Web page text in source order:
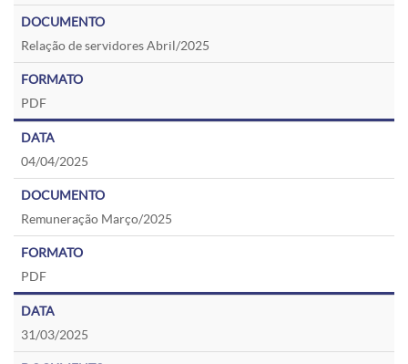
Relação de servidores Abril/2025
PDF
04/04/2025
Remuneração Março/2025
PDF
31/03/2025